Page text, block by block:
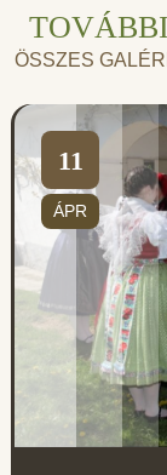
ÖSSZES
11
ÁPR